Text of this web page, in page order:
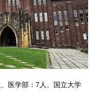
医学部：7人、国立大学